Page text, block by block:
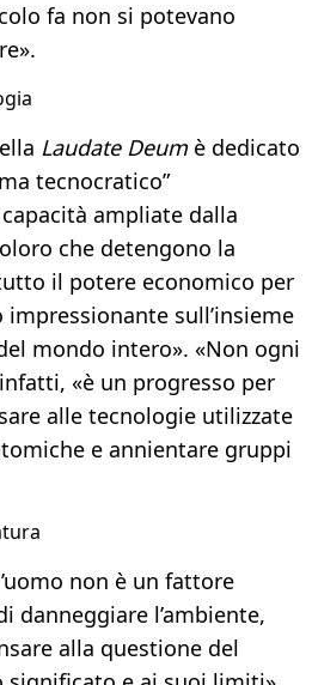
fa non si potevano
Laudate Deum è dedicato
tecnocratico”
ampliate dalla
che detengono la
il potere economico per
sull’insieme
mondo intero». «Non ogni
«è un progresso per
alle tecnologie utilizzate
e annientare gruppi
non è un fattore
danneggiare l’ambiente,
alla questione del